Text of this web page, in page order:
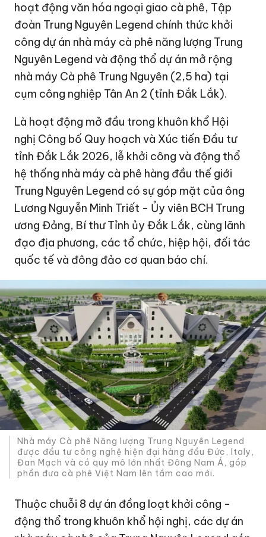
hoạt động văn hóa ngoại giao cà phê, Tập
đoàn Trung Nguyên Legend chính thức khởi
công dự án nhà máy cà phê năng lượng Trung
Nguyên Legend và động thổ dự án mở rộng
nhà máy Cà phê Trung Nguyên (2,5 ha) tại
cụm công nghiệp Tân An 2 (tỉnh Đắk Lắk).
Là hoạt động mở đầu trong khuôn khổ Hội
nghị Công bố Quy hoạch và Xúc tiến Đầu tư
tỉnh Đắk Lắk 2026, lễ khởi công và động thổ
hệ thống nhà máy cà phê hàng đầu thế giới
Trung Nguyên Legend có sự góp mặt của ông
Lương Nguyễn Minh Triết - Ủy viên BCH Trung
ương Đảng, Bí thư Tỉnh ủy Đắk Lắk, cùng lãnh
đạo địa phương, các tổ chức, hiệp hội, đối tác
quốc tế và đông đảo cơ quan báo chí.
Nhà máy Cà phê Năng lượng Trung Nguyên Legend
được đầu tư công nghệ hiện đại hàng đầu Đức, Italy,
Đan Mạch và có quy mô lớn nhất Đông Nam Á, góp
phần đưa cà phê Việt Nam lên tầm cao mới.
Thuộc chuỗi 8 dự án đồng loạt khởi công -
động thổ trong khuôn khổ hội nghị, các dự án